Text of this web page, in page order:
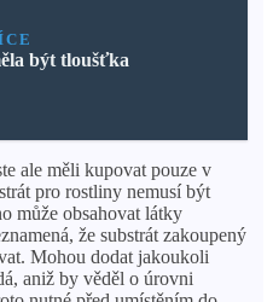
být tloušťka
ale měli kupovat pouze v
pro rostliny nemusí být
může obsahovat látky
že substrát zakoupený
Mohou dodat jakoukoli
aniž by věděl o úrovni